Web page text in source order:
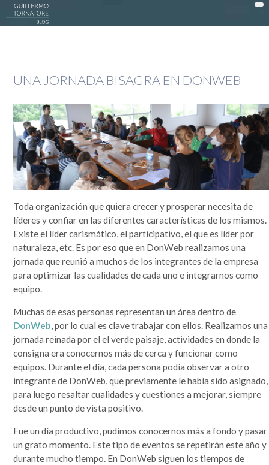
DATTATEC / DONWEB >
EN LA COCINA >
EXPERIENCIAS >
OPINIÓN >
PUBLICIDAD >
SOCIEDAD >
TECNOLOGÍA >
MI HISTORIA
Guillermo Tornatore
Nací un 30 de octubre de 1966 cuando este mundo era muy distinto. Dependiendo desde el lado
que se lo mire, era un mundo más sencillo y más redondo, donde todo quedaba lejos y la demora en
la llegada de la información era grande. Por si fuera poco, hasta mis...
Leer completa...
SEGUIME
UNA JORNADA BISAGRA EN DONWEB
Toda organización que quiera crecer y prosperar necesita de
líderes y confiar en las diferentes características de los mismos.
Existe el líder carismático, el participativo, el que es líder por
naturaleza, etc. Es por eso que en DonWeb realizamos una
jornada que reunió a muchos de los integrantes de la empresa
para optimizar las cualidades de cada uno e integrarnos como
equipo.
Muchas de esas personas representan un área dentro de
DonWeb, por lo cual es clave trabajar con ellos. Realizamos una
jornada reinada por el el verde paisaje, actividades en donde la
consigna era conocernos más de cerca y funcionar como
equipos. Durante el día, cada persona podía observar a otro
integrante de DonWeb, que previamente le había sido asignado,
para luego resaltar cualidades y cuestiones a mejorar, siempre
desde un punto de vista positivo.
Fue un día productivo, pudimos conocernos más a fondo y pasar
un grato momento. Este tipo de eventos se repetirán este año y
durante mucho tiempo. En DonWeb siguen los tiempos de